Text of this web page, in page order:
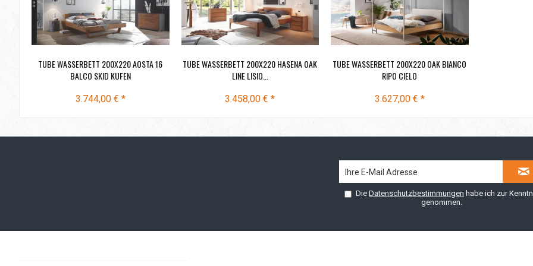
TUBE WASSERBETT 200X220 AOSTA 16
BALCO SKID KUFEN
3.744,00 € *
TUBE WASSERBETT 200X220 HASENA OAK
LINE LISIO...
3.458,00 € *
TUBE WASSERBETT 200X220 OAK BIANCO
RIPO CIELO
3.627,00 € *
Die Datenschutzbestimmungen habe ich zur
genommen.